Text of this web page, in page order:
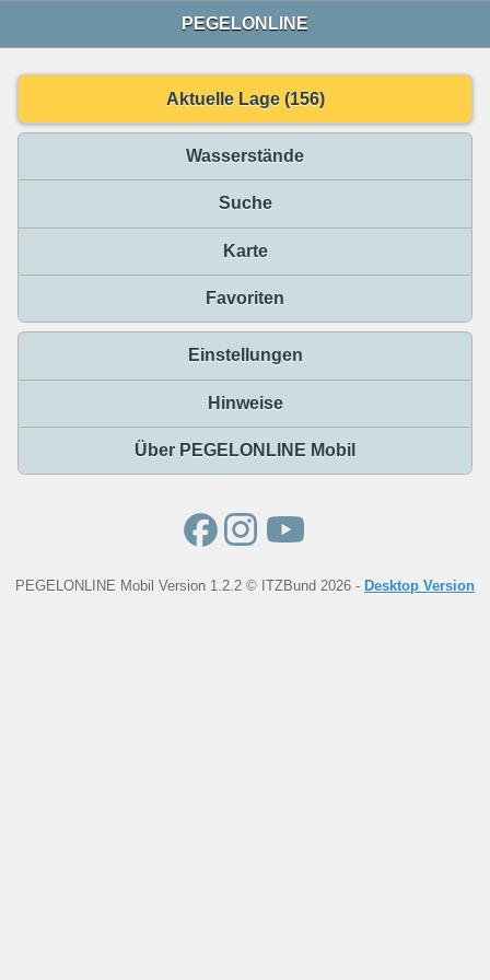
PEGELONLINE
Aktuelle Lage (156)
Wasserstände
Suche
Karte
Favoriten
Einstellungen
Hinweise
Über PEGELONLINE Mobil
PEGELONLINE Mobil Version 1.2.2 © ITZBund 2026 - Desktop Version